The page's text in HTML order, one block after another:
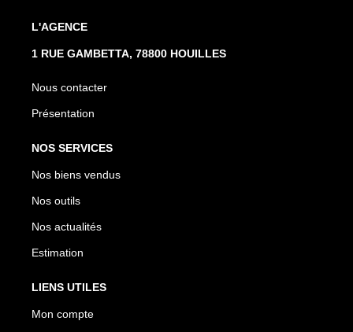
L'AGENCE
1 RUE GAMBETTA, 78800 HOUILLES
Nous contacter
Présentation
NOS SERVICES
Nos biens vendus
Nos outils
Nos actualités
Estimation
LIENS UTILES
Mon compte